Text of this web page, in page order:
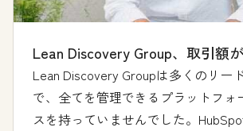
Lean Discovery Group、取引額
Lean Discovery Groupは多くのリー
で、全てを管理できるプラットフォ
スを持っていませんでした。